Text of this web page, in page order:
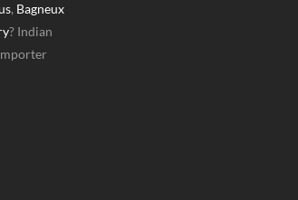
, Bagneux
? Indian